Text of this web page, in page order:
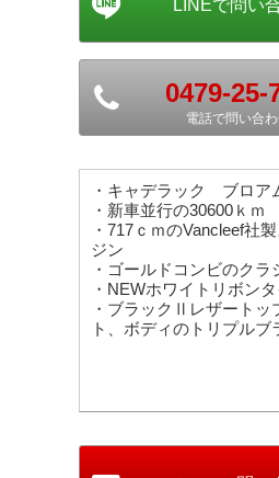
0479-25-
電話で問い合
・キャデラック ブロア
・新車並行の30600ｋｍ
・717ｃｍのVancleef社
ジン
・ゴールドコンビのクラ
・NEWホワイトリボン
・ブラックⅡレザートッ
ト、ボディのトリプルブ